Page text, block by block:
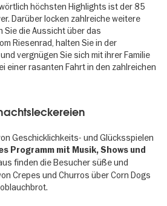
höchsten Highlights ist der 85
Darüber locken zahlreiche weitere
Sie die Aussicht über das
Riesenrad, halten Sie in der
vergnügen Sie sich mit ihrer Familie
einer rasanten Fahrt in den zahlreichen
Geschicklichkeits- und Glücksspielen
Programm mit Musik, Shows und
finden die Besucher süße und
Crepes und Churros über Corn Dogs